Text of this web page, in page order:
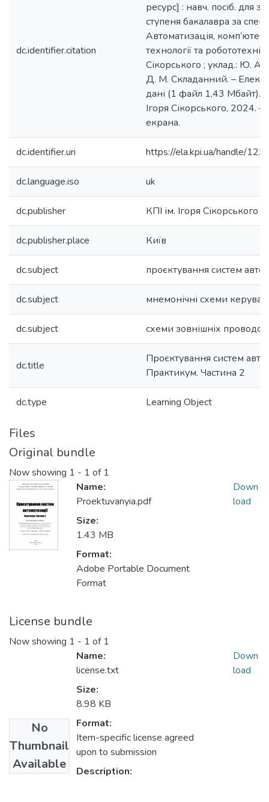
dc.identifier.citation
ресурс] : навч. посіб. для
ступеня бакалавра за
Автоматизація,
технології та
Сікорського ; уклад.: Ю.
Д. М. Складанний. –
дані (1 файл 1,43 Мбайт). –
Ігоря Сікорського, 2024. –
екрана.
dc.identifier.uri https://ela.kpi.ua/handle/
dc.language.iso uk
dc.publisher КПІ ім. Ігоря Сікорського
dc.publisher.place Київ
dc.subject проєктування систем
dc.subject мнемонічні схеми
dc.subject схеми зовнішніх проводок
dc.title
Проєктування систем
Практикум. Частина 2
dc.type Learning Object
Files
Original bundle
Now showing 1 - 1 of 1
Name:
Proektuvanyia.pdf
Size:
1.43 MB
Format:
Adobe Portable Document
Format
Down
load
License bundle
Now showing 1 - 1 of 1
No
Thumbnail
Available
Name:
license.txt
Size:
8.98 KB
Format:
Item-specific license agreed
upon to submission
Description:
Down
load